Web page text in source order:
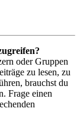
oder Gruppen
zu lesen, zu
brauchst du
Frage einen